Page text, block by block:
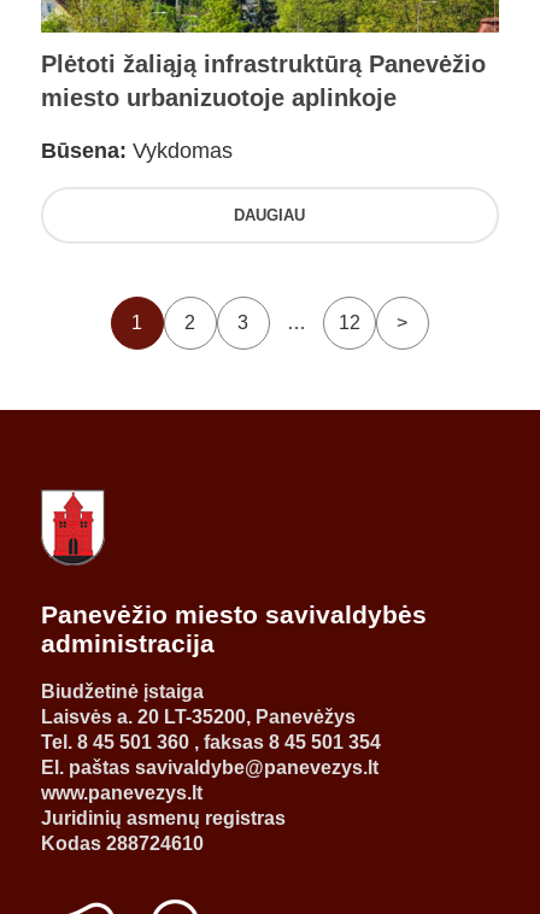
Plėtoti žaliąją infrastruktūrą Panevėžio
miesto urbanizuotoje aplinkoje
Būsena: Vykdomas
DAUGIAU
1 2 3 … 12 >
Panevėžio miesto savivaldybės
administracija
Biudžetinė įstaiga
Laisvės a. 20 LT-35200, Panevėžys
Tel. 8 45 501 360 , faksas 8 45 501 354
El. paštas savivaldybe@panevezys.lt
www.panevezys.lt
Juridinių asmenų registras
Kodas 288724610